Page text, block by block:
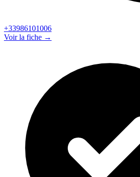
+33986101006
Voir la fiche →